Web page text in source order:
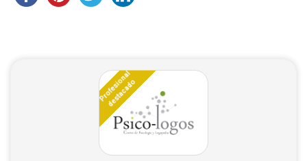
Profesional
destacado